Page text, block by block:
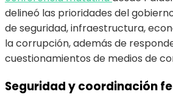
delineó las prioridades del
de seguridad, infraestructura,
la corrupción, además de
cuestionamientos de medios de
Seguridad y coordinación